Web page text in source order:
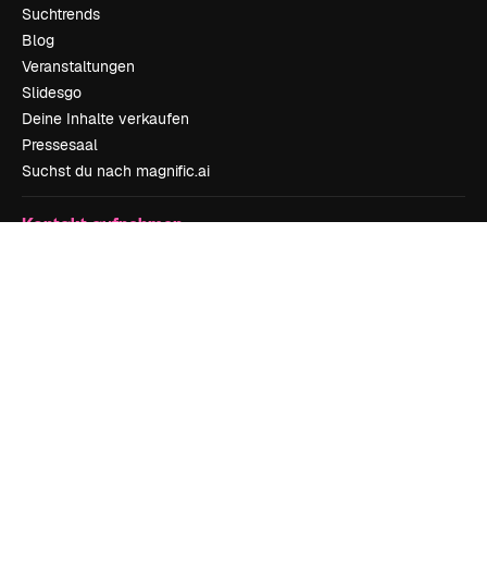
Suchtrends
Blog
Veranstaltungen
Slidesgo
Deine Inhalte verkaufen
Pressesaal
Suchst du nach magnific.ai
Kontakt aufnehmen